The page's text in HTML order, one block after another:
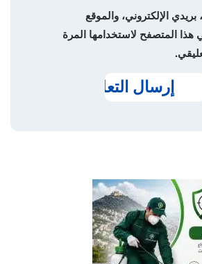
الإلكتروني، والموقع
هذا المتصفح لاستخدامها المرة